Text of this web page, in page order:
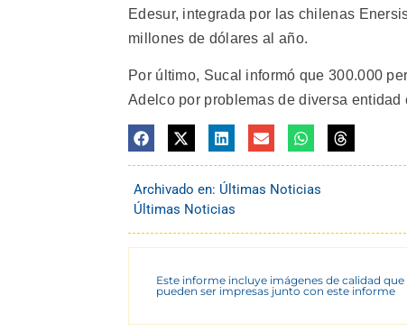
Edesur, integrada por las chilenas
millones de dólares al año.
Por último, Sucal informó que 300.000
Adelco por problemas de diversa
Archivado en: Últimas Noticias
Últimas Noticias
Este informe incluye imágenes de calidad
pueden ser impresas junto con este informe